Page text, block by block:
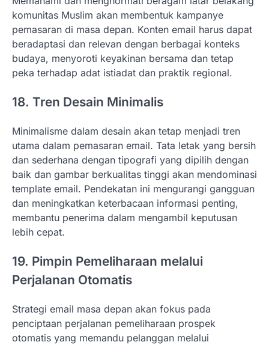
komunitas Muslim akan membentuk kampanye
pemasaran di masa depan. Konten email harus dapat
beradaptasi dan relevan dengan berbagai konteks
budaya, menyoroti keyakinan bersama dan tetap
peka terhadap adat istiadat dan praktik regional.
18. Tren Desain Minimalis
Minimalisme dalam desain akan tetap menjadi tren
utama dalam pemasaran email. Tata letak yang bersih
dan sederhana dengan tipografi yang dipilih dengan
baik dan gambar berkualitas tinggi akan mendominasi
template email. Pendekatan ini mengurangi gangguan
dan meningkatkan keterbacaan informasi penting,
membantu penerima dalam mengambil keputusan
lebih cepat.
19. Pimpin Pemeliharaan melalui
Perjalanan Otomatis
Strategi email masa depan akan fokus pada
penciptaan perjalanan pemeliharaan prospek
otomatis yang memandu pelanggan melalui